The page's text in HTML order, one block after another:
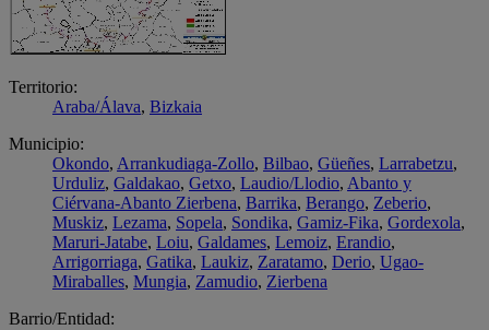
Territorio:
Araba/Álava, Bizkaia
Municipio:
Okondo, Arrankudiaga-Zollo, Bilbao, Güeñes, Larrabetzu,
Urduliz, Galdakao, Getxo, Laudio/Llodio, Abanto y
Ciérvana-Abanto Zierbena, Barrika, Berango, Zeberio,
Muskiz, Lezama, Sopela, Sondika, Gamiz-Fika, Gordexola,
Maruri-Jatabe, Loiu, Galdames, Lemoiz, Erandio,
Arrigorriaga, Gatika, Laukiz, Zaratamo, Derio, Ugao-
Miraballes, Mungia, Zamudio, Zierbena
Barrio/Entidad: